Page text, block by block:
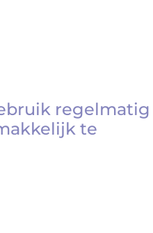
regelmatig
te